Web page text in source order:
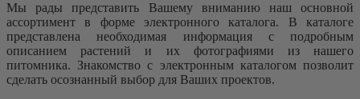
Мы рады представить Вашему вниманию наш основной
ассортимент в форме электронного каталога. В каталоге
представлена необходимая информация с подробным
описанием растений и их фотографиями из нашего
питомника. Знакомство с электронным каталогом позволит
сделать осознанный выбор для Ваших проектов.